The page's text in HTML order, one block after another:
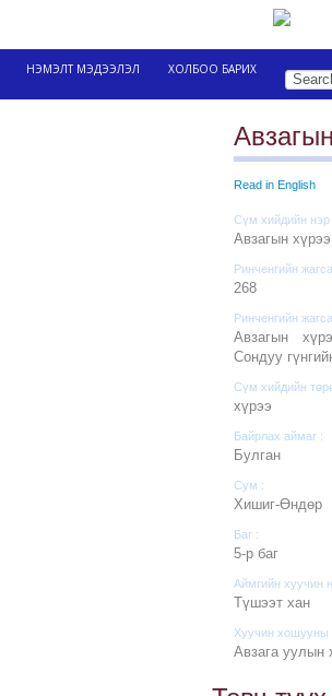
НЭМЭЛТ МЭДЭЭЛЭЛ ХОЛБОО БАРИХ
Read in English
Сүм хийдийн нэр
Авзагын
Ринченгийн
268
Ринченгийн
Авзагын
Сондуу
Сүм хийдийн
хүрээ
Байрлах аймаг :
Булган
Сум :
Хишиг-Өндөр
Баг :
5-р баг
Аймгийн хуучин
Түшээт хан
Хуучин хошууны
Авзага уулын